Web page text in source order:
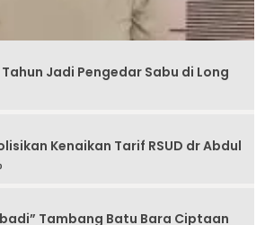
Jadi Pengedar Sabu di Long
Kenaikan Tarif RSUD dr Abdul
Tambang Batu Bara Ciptaan